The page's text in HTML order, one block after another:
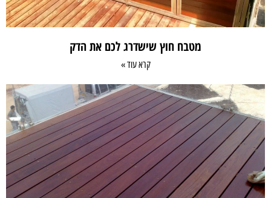
מטבח חוץ שישדרג לכם את הדק
קרא עוד »